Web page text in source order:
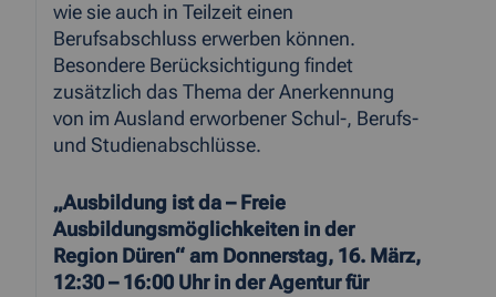
wie sie auch in Teilzeit einen
Berufsabschluss erwerben können.
Besondere Berücksichtigung findet
zusätzlich das Thema der Anerkennung
von im Ausland erworbener Schul-, Berufs-
und Studienabschlüsse.
„Ausbildung ist da – Freie
Ausbildungsmöglichkeiten in der
Region Düren“ am Donnerstag, 16. März,
12:30 – 16:00 Uhr in der Agentur für